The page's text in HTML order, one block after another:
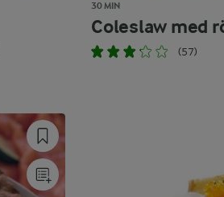
30 MIN
Coleslaw med
(57)